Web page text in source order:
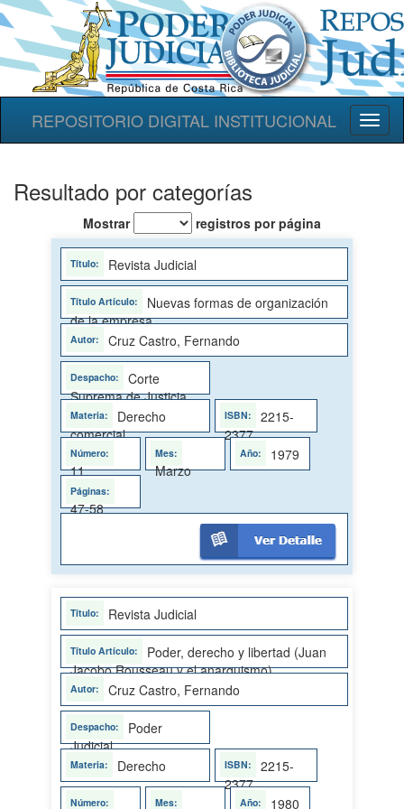
REPOSITORIO DIGITAL INSTITUCIONAL
Resultado por categorías
Mostrar registros por página
Revista Judicial
Nuevas formas de organización
de la empresa
Cruz Castro, Fernando
Corte
Suprema de Justicia
Derecho
comercial
2215-
2377
11
Marzo
1979
47-58
Revista Judicial
Poder, derecho y libertad (Juan
Jacobo Rousseau y el anarquismo)
Cruz Castro, Fernando
Poder
Judicial
Derecho
2215-
2377
1980